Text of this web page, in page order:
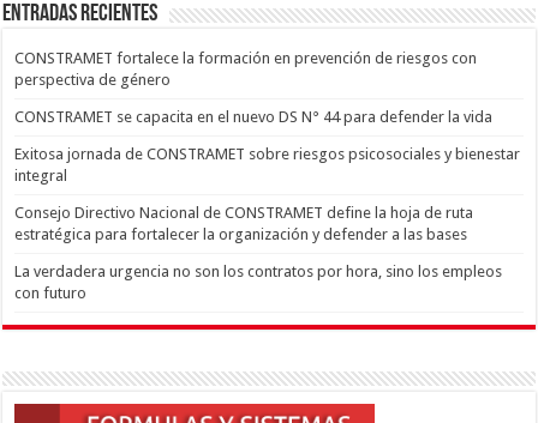
ENTRADAS RECIENTES
CONSTRAMET fortalece la formación en prevención de riesgos con
perspectiva de género
CONSTRAMET se capacita en el nuevo DS N° 44 para defender la vida
Exitosa jornada de CONSTRAMET sobre riesgos psicosociales y bienestar
integral
Consejo Directivo Nacional de CONSTRAMET define la hoja de ruta
estratégica para fortalecer la organización y defender a las bases
La verdadera urgencia no son los contratos por hora, sino los empleos
con futuro